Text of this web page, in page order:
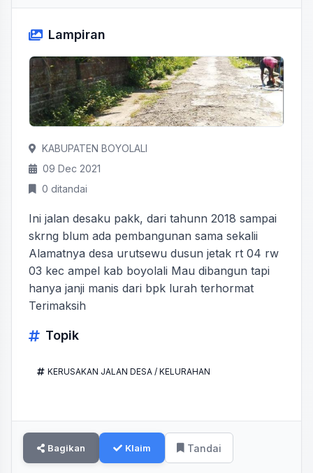
Lampiran
KABUPATEN BOYOLALI
09 Dec 2021
0 ditandai
Ini jalan desaku pakk, dari tahunn 2018 sampai
skrng blum ada pembangunan sama sekalii
Alamatnya desa urutsewu dusun jetak rt 04 rw
03 kec ampel kab boyolali Mau dibangun tapi
hanya janji manis dari bpk lurah terhormat
Terimaksih
Topik
KERUSAKAN JALAN DESA / KELURAHAN
Bagikan Klaim Tandai